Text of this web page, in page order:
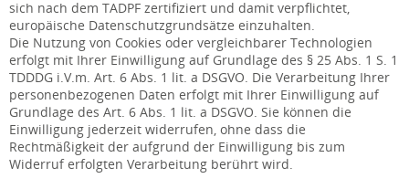
sich nach dem TADPF zertifiziert und damit verpflichtet,
europäische Datenschutzgrundsätze einzuhalten.
Die Nutzung von Cookies oder vergleichbarer Technologien
erfolgt mit Ihrer Einwilligung auf Grundlage des § 25 Abs. 1 S. 1
TDDDG i.V.m. Art. 6 Abs. 1 lit. a DSGVO. Die Verarbeitung Ihrer
personenbezogenen Daten erfolgt mit Ihrer Einwilligung auf
Grundlage des Art. 6 Abs. 1 lit. a DSGVO. Sie können die
Einwilligung jederzeit widerrufen, ohne dass die
Rechtmäßigkeit der aufgrund der Einwilligung bis zum
Widerruf erfolgten Verarbeitung berührt wird.